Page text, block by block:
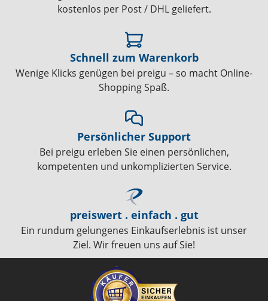
kostenlos per Post / DHL geliefert.
Schnell zum Warenkorb
Wenige Klicks genügen bei preigu – so macht Online-
Shopping Spaß.
Persönlicher Support
Bei preigu erleben Sie einen persönlichen,
kompetenten und unkomplizierten Service.
preiswert . einfach . gut
Ein rundum gelungenes Einkaufserlebnis ist unser
Ziel. Wir freuen uns auf Sie!